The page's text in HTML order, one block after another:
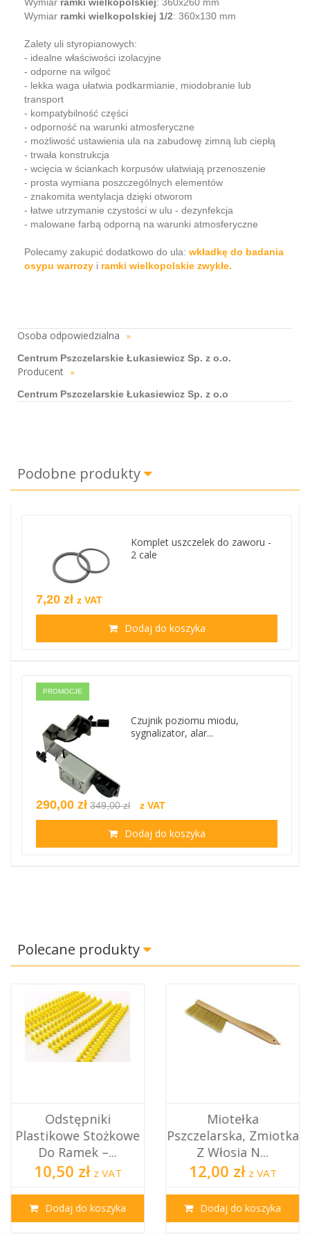
Wymiar ramki wielkopolskiej 1/2: 360x130 mm
Zalety uli styropianowych:
- idealne właściwości izolacyjne
- odporne na wilgoć
- lekka waga ułatwia podkarmianie, miodobranie lub
transport
- kompatybilność części
- odporność na warunki atmosferyczne
- możliwość ustawienia ula na zabudowę zimną lub ciepłą
- trwała konstrukcja
- wcięcia w ściankach korpusów ułatwiają przenoszenie
- prosta wymiana poszczególnych elementów
- znakomita wentylacja dzięki otworom
- łatwe utrzymanie czystości w ulu - dezynfekcja
- malowane farbą odporną na warunki atmosferyczne
Polecamy zakupić dodatkowo do ula: wkładkę do badania
osypu warrozy i ramki wielkopolskie zwykłe.
Osoba odpowiedzialna »
Centrum Pszczelarskie Łukasiewicz Sp. z o.o.
Producent »
Centrum Pszczelarskie Łukasiewicz Sp. z o.o
Podobne produkty
Komplet uszczelek do zaworu -
2 cale
7,20 zł z VAT
Dodaj do koszyka
PROMOCJE
Czujnik poziomu miodu,
sygnalizator, alar...
290,00 zł 349,00 zł z VAT
Dodaj do koszyka
Polecane produkty
Odstępniki
Plastikowe Stożkowe
Do Ramek –...
10,50 zł z VAT
Dodaj do koszyka
Miotełka
Pszczelarska, Zmiotka
Z Włosia N...
12,00 zł z VAT
Dodaj do koszyka